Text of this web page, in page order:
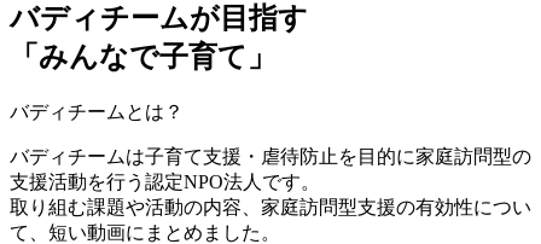
バディチームが目指す
「みんなで子育て」
バディチームとは？
バディチームは子育て支援・虐待防止を目的に家庭訪問型の
支援活動を行う認定NPO法人です。
取り組む課題や活動の内容、家庭訪問型支援の有効性につい
て、短い動画にまとめました。